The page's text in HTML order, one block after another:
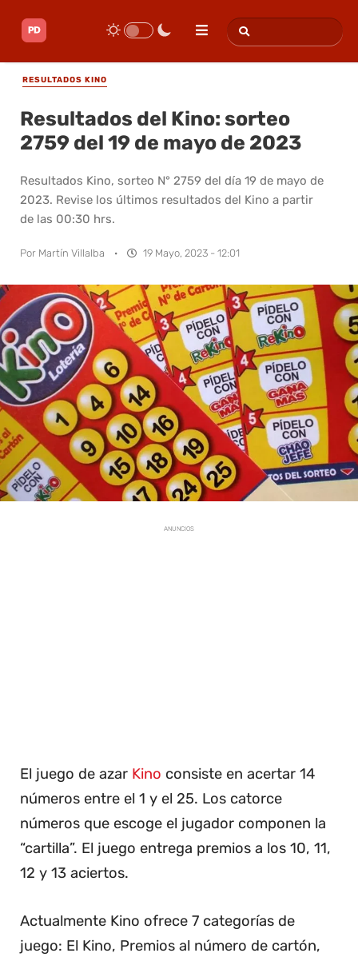
RESULTADOS KINO
Resultados del Kino: sorteo
2759 del 19 de mayo de 2023
Resultados Kino, sorteo N° 2759 del día 19 de mayo de
2023. Revise los últimos resultados del Kino a partir
de las 00:30 hrs.
Por Martín Villalba · 19 Mayo, 2023 - 12:01
ANUNCIOS
El juego de azar Kino consiste en acertar 14
números entre el 1 y el 25. Los catorce
números que escoge el jugador componen la
“cartilla”. El juego entrega premios a los 10, 11,
12 y 13 aciertos.
Actualmente Kino ofrece 7 categorías de
juego: El Kino, Premios al número de cartón,